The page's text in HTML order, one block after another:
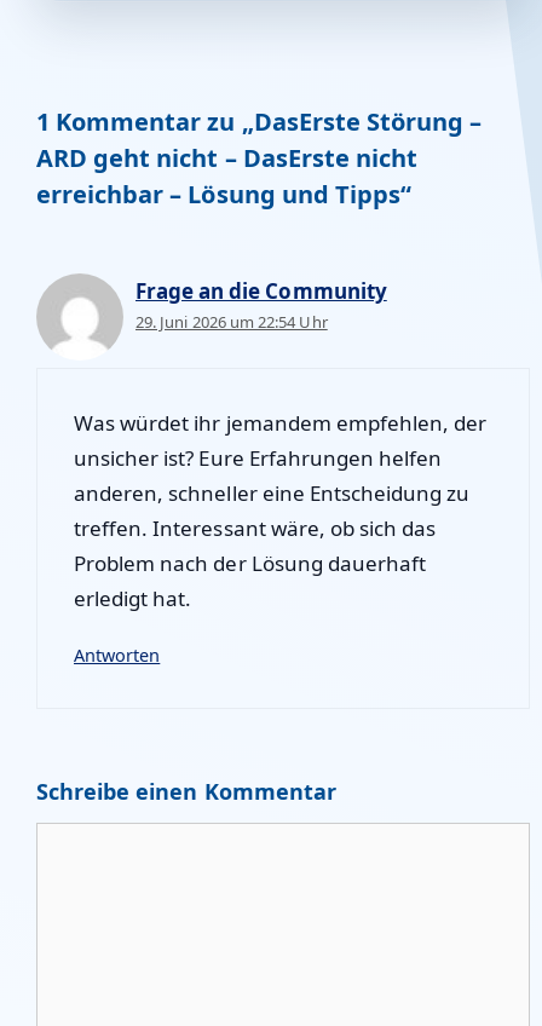
1 Kommentar zu „DasErste Störung –
ARD geht nicht – DasErste nicht
erreichbar – Lösung und Tipps“
Frage an die Community
29. Juni 2026 um 22:54 Uhr
Was würdet ihr jemandem empfehlen, der
unsicher ist? Eure Erfahrungen helfen
anderen, schneller eine Entscheidung zu
treffen. Interessant wäre, ob sich das
Problem nach der Lösung dauerhaft
erledigt hat.
Antworten
Schreibe einen Kommentar